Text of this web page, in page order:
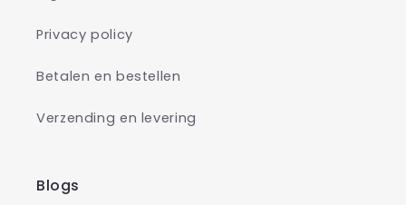
Privacy policy
Betalen en bestellen
Verzending en levering
Blogs